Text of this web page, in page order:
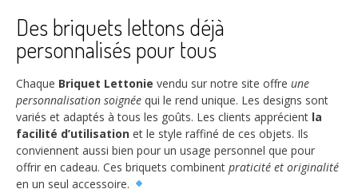
Des briquets lettons déjà
personnalisés pour tous
Chaque Briquet Lettonie vendu sur notre site offre une
personnalisation soignée qui le rend unique. Les designs sont
variés et adaptés à tous les goûts. Les clients apprécient la
facilité d’utilisation et le style raffiné de ces objets. Ils
conviennent aussi bien pour un usage personnel que pour
offrir en cadeau. Ces briquets combinent praticité et originalité
en un seul accessoire.